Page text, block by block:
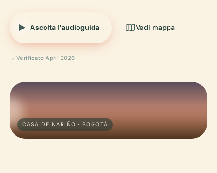
Ascolta l'audioguida Vedi mappa
Verificato April 2026
CASA DE NARIÑO · BOGOTÀ